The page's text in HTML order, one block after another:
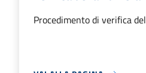
Procedimento di verifica